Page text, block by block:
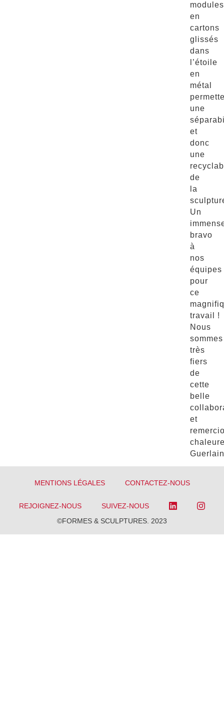
modules
en
cartons
glissés
dans
l’étoile
en
métal
une
et
donc
une
de
la
Un
bravo
à
nos
équipes
pour
ce
travail !
Nous
sommes
très
fiers
de
cette
belle
et
MENTIONS LÉGALES CONTACTEZ-NOUS
REJOIGNEZ-NOUS
SUIVEZ-NOUS
©FORMES & SCULPTURES. 2023